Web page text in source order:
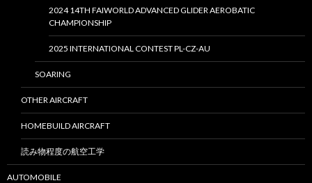
2024 14TH FAIWORLD ADVANCED GLIDER AEROBATIC
CHAMPIONSHIP
2025 INTERNATIONAL CONTEST PL-CZ-AU
SOARING
OTHER AIRCRAFT
HOMEBUILD AIRCRAFT
読み物程度の航空工学
AUTOMOBILE